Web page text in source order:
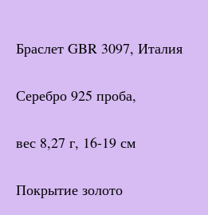
Браслет GBR 3097, Италия
Серебро 925 проба,
вес 8,27 г, 16-19 см
Покрытие золото